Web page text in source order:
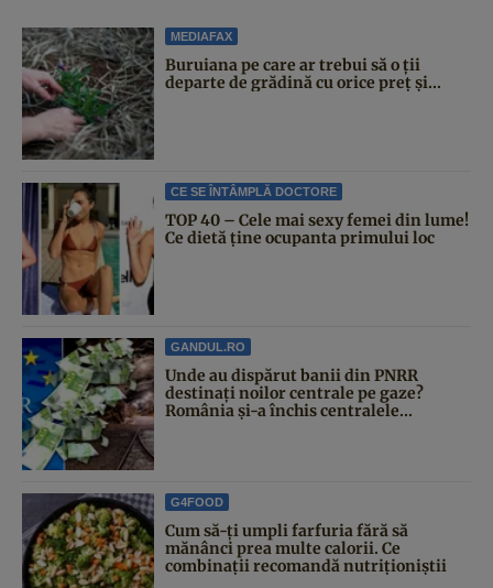
MEDIAFAX
Buruiana pe care ar trebui să o ții
departe de grădină cu orice preț și...
CE SE ÎNTÂMPLĂ DOCTORE
TOP 40 – Cele mai sexy femei din lume!
Ce dietă ține ocupanta primului loc
GANDUL.RO
Unde au dispărut banii din PNRR
destinați noilor centrale pe gaze?
România și-a închis centralele...
G4FOOD
Cum să-ți umpli farfuria fără să
mănânci prea multe calorii. Ce
combinații recomandă nutriționiștii